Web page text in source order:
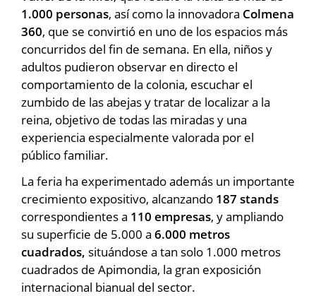
1.000 personas, así como la innovadora Colmena
360, que se convirtió en uno de los espacios más
concurridos del fin de semana. En ella, niños y
adultos pudieron observar en directo el
comportamiento de la colonia, escuchar el
zumbido de las abejas y tratar de localizar a la
reina, objetivo de todas las miradas y una
experiencia especialmente valorada por el
público familiar.
La feria ha experimentado además un importante
crecimiento expositivo, alcanzando 187 stands
correspondientes a 110 empresas, y ampliando
su superficie de 5.000 a 6.000 metros
cuadrados, situándose a tan solo 1.000 metros
cuadrados de Apimondia, la gran exposición
internacional bianual del sector.